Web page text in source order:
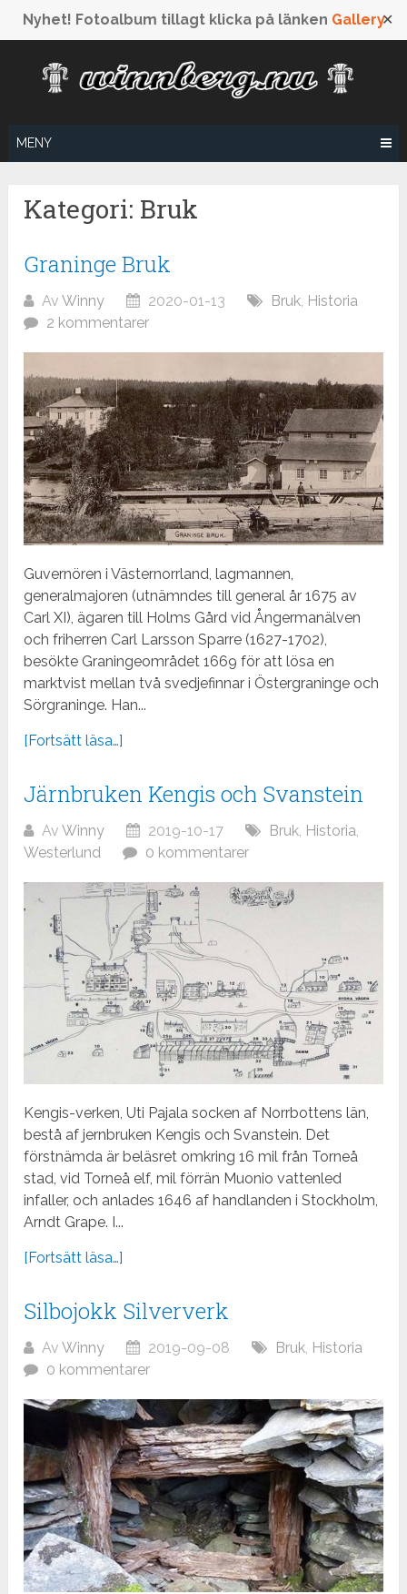
Nyhet! Fotoalbum tillagt klicka på länken Gallery✕
innehåll
MENY
Kategori: Bruk
Graninge Bruk
AvWinny 2020-01-13 Bruk, Historia
2 kommentarer
Guvernören i Västernorrland, lagmannen,
generalmajoren (utnämndes till general år 1675 av
Carl XI), ägaren till Holms Gård vid Ångermanälven
och friherren Carl Larsson Sparre (1627-1702),
besökte Graningeområdet 1669 för att lösa en
marktvist mellan två svedjefinnar i Östergraninge och
Sörgraninge. Han...
[Fortsätt läsa…]
Järnbruken Kengis och Svanstein
AvWinny 2019-10-17 Bruk Historia
Westerlund
0 kommentarer
Kengis-verken, Uti Pajala socken af Norrbottens län,
bestå af jernbruken Kengis och Svanstein. Det
förstnämda är beläsret omkring 16 mil från Torneå
stad, vid Torneå elf, mil förrän Muonio vattenled
infaller, och anlades 1646 af handlanden i Stockholm,
Arndt Grape. I...
[Fortsätt läsa…]
Silbojokk Silververk
AvWinny 2019-09-08 Bruk, Historia
0 kommentarer